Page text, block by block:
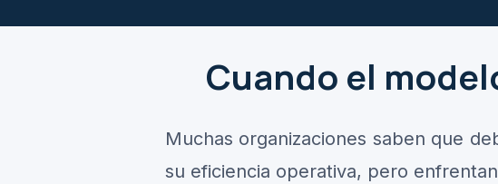
Cuando el
Muchas organizaciones saben que
su eficiencia operativa, pero